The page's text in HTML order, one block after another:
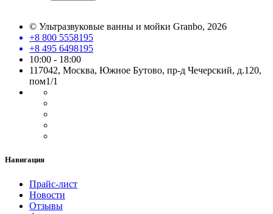
© Ультразвуковые ванны и мойки Granbo, 2026
+8 800 5558195
+8 495 6498195
10:00 - 18:00
117042, Москва, Южное Бутово, пр-д Чечерский, д.120,
пом1/1
Навигация
Прайс-лист
Новости
Отзывы